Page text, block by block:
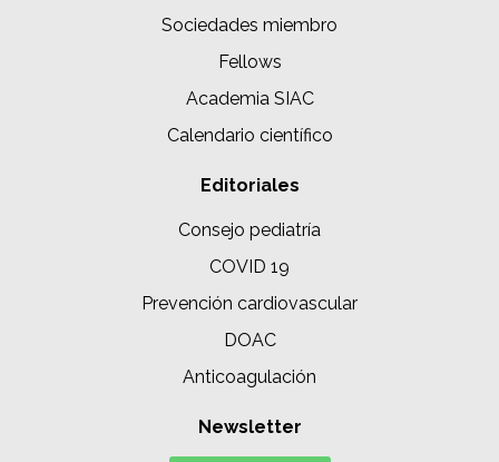
Sociedades miembro
Fellows
Academia SIAC
Calendario científico
Editoriales
Consejo pediatría
COVID 19
Prevención cardiovascular
DOAC
Anticoagulación
Newsletter